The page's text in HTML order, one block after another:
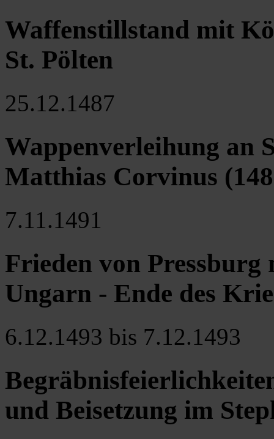
Waffenstillstand mit
St. Pölten
25.12.1487
Wappenverleihung an
Matthias Corvinus
7.11.1491
Frieden von
Ungarn - Ende des
6.12.1493 bis 7.12.1493
und Beisetzung im